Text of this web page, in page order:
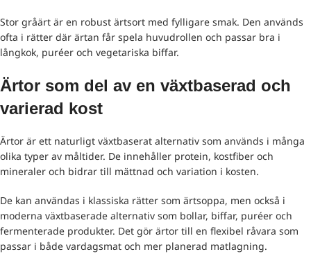
Stor gråärt är en robust ärtsort med fylligare smak. Den används
ofta i rätter där ärtan får spela huvudrollen och passar bra i
långkok, puréer och vegetariska biffar.
Ärtor som del av en växtbaserad och
varierad kost
Ärtor är ett naturligt växtbaserat alternativ som används i många
olika typer av måltider. De innehåller protein, kostfiber och
mineraler och bidrar till mättnad och variation i kosten.
De kan användas i klassiska rätter som ärtsoppa, men också i
moderna växtbaserade alternativ som bollar, biffar, puréer och
fermenterade produkter. Det gör ärtor till en flexibel råvara som
passar i både vardagsmat och mer planerad matlagning.